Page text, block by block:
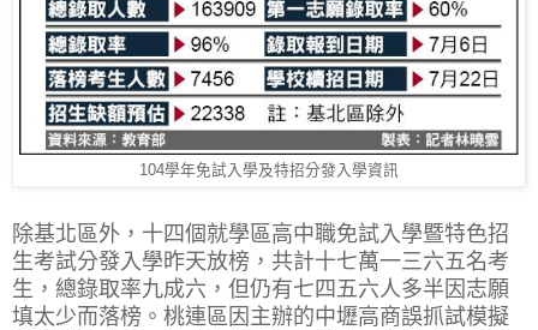
104學年免試入學及特招分發入學資訊
除基北區外，十四個就學區高中職免試入學暨特色招
生考試分發入學昨天放榜，共計十七萬一三六五名考
生，總錄取率九成六，但仍有七四五六人多半因志願
填太少而落榜。桃連區因主辦的中壢高商誤抓試模擬